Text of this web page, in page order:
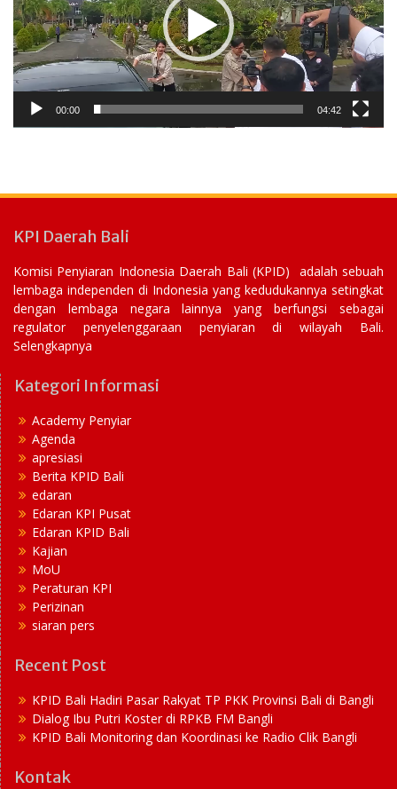
00:00 04:42
KPI Daerah Bali
Komisi Penyiaran Indonesia Daerah Bali (KPID) adalah sebuah
lembaga independen di Indonesia yang kedudukannya setingkat
dengan lembaga negara lainnya yang berfungsi sebagai
regulator penyelenggaraan penyiaran di wilayah Bali.
Selengkapnya
Kategori Informasi
Academy Penyiar
Agenda
apresiasi
Berita KPID Bali
edaran
Edaran KPI Pusat
Edaran KPID Bali
Kajian
MoU
Peraturan KPI
Perizinan
siaran pers
Recent Post
KPID Bali Hadiri Pasar Rakyat TP PKK Provinsi Bali di Bangli
Dialog Ibu Putri Koster di RPKB FM Bangli
KPID Bali Monitoring dan Koordinasi ke Radio Clik Bangli
Kontak